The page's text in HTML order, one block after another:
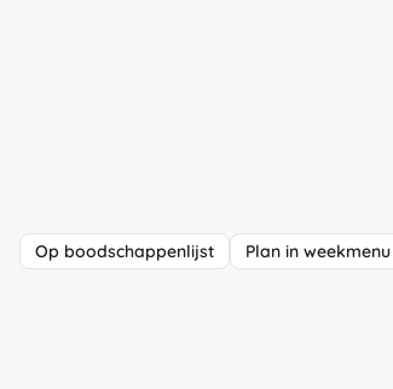
Op boodschappenlijst Plan in weekmenu